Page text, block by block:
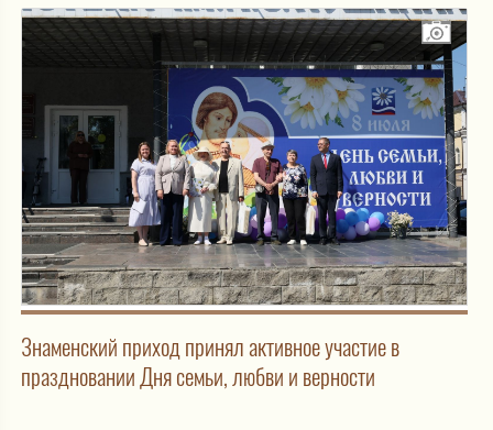
Знаменский приход принял активное участие в
праздновании Дня семьи, любви и верности